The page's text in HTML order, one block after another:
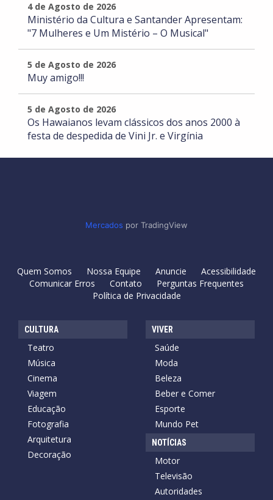
4 de Agosto de 2026
Ministério da Cultura e Santander Apresentam:
"7 Mulheres e Um Mistério – O Musical"
5 de Agosto de 2026
Muy amigo!!!
5 de Agosto de 2026
Os Hawaianos levam clássicos dos anos 2000 à
festa de despedida de Vini Jr. e Virgínia
Mercados por TradingView
Quem Somos Nossa Equipe Anuncie
Acessibilidade
Comunicar Erros
Contato
Perguntas Frequentes
Política de Privacidade
CULTURA
Teatro
Música
Cinema
Viagem
Educação
Fotografia
Arquitetura
Decoração
VIVER
Saúde
Moda
Beleza
Beber e Comer
Esporte
Mundo Pet
NOTÍCIAS
Motor
Televisão
Autoridades